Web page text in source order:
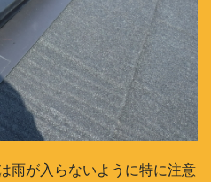
雨が入らないように特に注意